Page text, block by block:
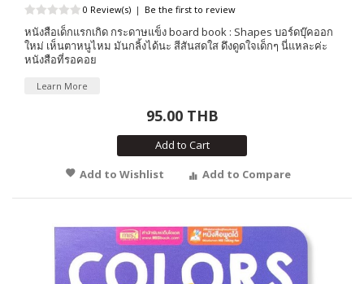
0 Review(s) | Be the first to review
หนังสือเด็กแรกเกิด กระดาษแข็ง board book : Shapes บอร์ดบุ๊คออก
ใหม่ เห็นตาหนูไหม มันกลิ้งได้นะ สีสันสดใส ดึงดูดใจเด็กๆ นี่แหละค่ะ
หนังสือที่รอคอย
Learn More
95.00 THB
Add to Cart
Add to Wishlist
Add to Compare